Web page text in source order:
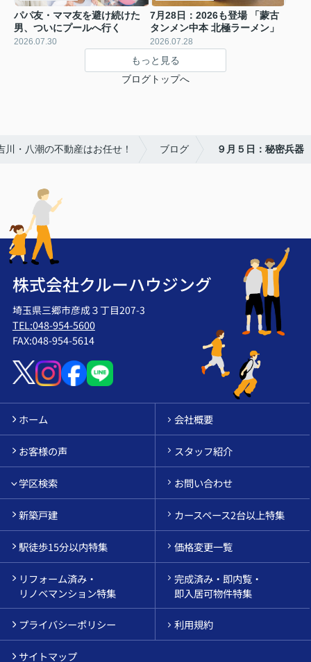
パパ友・ママ友を避け続けた
男、ついにプールへ行く
2026.07.30
7月28日：2026も登場 「蒙古
タンメン中本 北極ラーメン」
2026.07.28
もっと見る
ブログトップへ
・八潮の不動産はお任せ！ ブログ ９月５日：秘密兵器
株式会社クルーハウジング
埼玉県三郷市彦成３丁目207-3
TEL:048-954-5600
FAX:048-954-5614
ホーム 会社概要
お客様の声 スタッフ紹介
学区検索 お問い合わせ
新築戸建 カースペース2台以上特集
駅徒歩15分以内特集 価格変更一覧
リフォーム済み・
リノベマンション特集
完成済み・即内覧・
即入居可物件特集
プライバシーポリシー 利用規約
サイトマップ